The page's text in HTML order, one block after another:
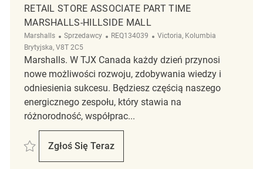
RETAIL STORE ASSOCIATE PART TIME
MARSHALLS-HILLSIDE MALL
Marshalls Kategoria
Sprzedawcy ReqId
REQ134039 Lokalizacja
Victoria, Kolumbia
Brytyjska, V8T 2C5
Marshalls. W TJX Canada każdy dzień przynosi
nowe możliwości rozwoju, zdobywania wiedzy i
odniesienia sukcesu. Będziesz częścią naszego
energicznego zespołu, który stawia na
różnorodność, współprac...
Zapisać Retail Store Associate Part Time Marshalls-Hillside Mall
Zgłoś Się Teraz
Retail Store Associate Part Time